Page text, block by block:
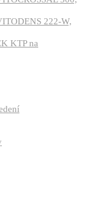
222-W,
KTP na